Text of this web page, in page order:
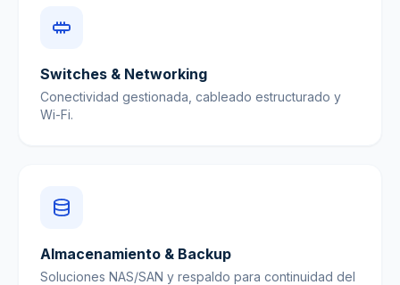
Switches & Networking
Conectividad gestionada, cableado estructurado y
Wi-Fi.
Almacenamiento & Backup
Soluciones NAS/SAN y respaldo para continuidad del